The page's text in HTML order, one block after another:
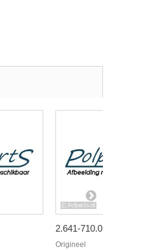
2.641-710.0...
Origineel